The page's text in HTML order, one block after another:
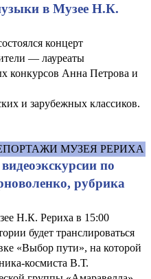
в Музее Н.К.
концерт
— лауреаты
конкурсов Анна Петрова и
и зарубежных классиков.
МУЗЕЯ РЕРИХА
по
рубрика
Н.К. Рериха в 15:00
будет транслироваться
«Выбор пути», на которой
космиста В.Т.